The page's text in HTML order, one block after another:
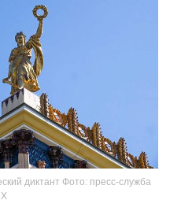
диктант Фото: пресс-служба